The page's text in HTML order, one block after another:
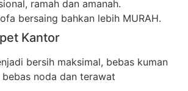
ramah dan amanah.
bersaing bahkan lebih MURAH.
Kantor
bersih maksimal, bebas kuman
noda dan terawat